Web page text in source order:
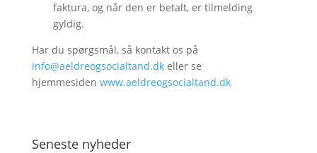
faktura, og når den er betalt, er tilmelding
gyldig.
Har du spørgsmål, så kontakt os på
info@aeldreogsocialtand.dk eller se
hjemmesiden www.aeldreogsocialtand.dk
Seneste nyheder